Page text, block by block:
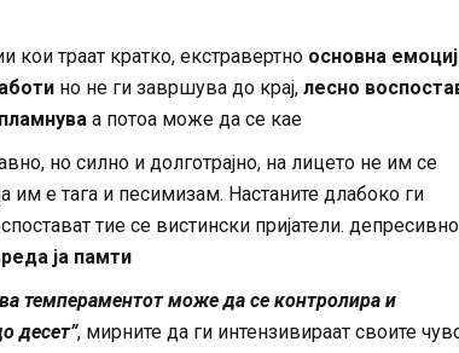
кои траат кратко, екстравертно основна
но не ги завршува до крај, лесно
а потоа може да се кае
но силно и долготрајно, на лицето не им се
им е тага и песимизам. Настаните длабоко ги
тие се вистински пријатели. депресивно
ја памти
темпераментот може да се контролира и
десет”, мирните да ги интензивираат своите